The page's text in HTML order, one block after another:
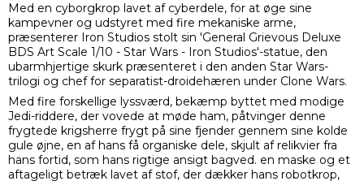
Med en cyborgkrop lavet af cyberdele, for at øge sine
kampevner og udstyret med fire mekaniske arme,
præsenterer Iron Studios stolt sin 'General Grievous Deluxe
BDS Art Scale 1/10 - Star Wars - Iron Studios'-statue, den
ubarmhjertige skurk præsenteret i den anden Star Wars-
trilogi og chef for separatist-droidehæren under Clone Wars.
Med fire forskellige lyssværd, bekæmp byttet med modige
Jedi-riddere, der vovede at møde ham, påtvinger denne
frygtede krigsherre frygt på sine fjender gennem sine kolde
gule øjne, en af hans få organiske dele, skjult af relikvier fra
hans fortid, som hans rigtige ansigt bagved. en maske og et
aftageligt betræk lavet af stof, der dækker hans robotkrop,